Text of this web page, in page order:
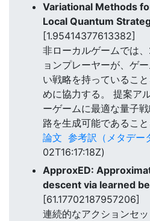
Variational Methods
Local Quantum
[1.95414377613382]
非ローカルゲームでは
ョンプレーヤーが、ゲ
い戦略を持っているこ
めに協力する。 提案ア
ーゲームに最適な量子
路を生成可能であること
論文 参考訳（メタデー
02T16:17:18Z)
ApproxED:
descent via learned
[61.17702187957206]
連続的なアクションセ